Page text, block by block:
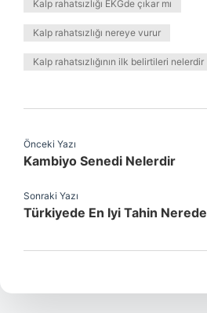
Kalp rahatsızlığı EKGde çıkar mı
Kalp rahatsızlığı nereye vurur
Kalp rahatsızlığının ilk belirtileri nelerdir
Önceki Yazı
Kambiyo Senedi Nelerdir
Sonraki Yazı
Türkiyede En Iyi Tahin Nerede